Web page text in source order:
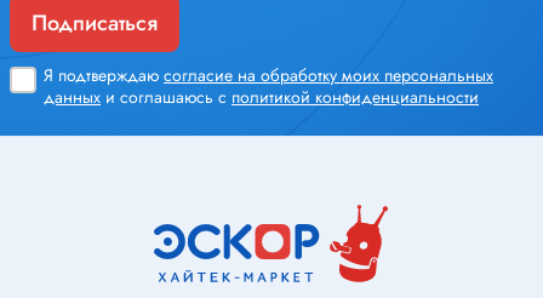
Подписаться
Я подтверждаю согласие на обработку моих персональных
данных и соглашаюсь с политикой конфиденциальности